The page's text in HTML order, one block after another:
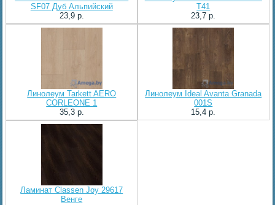
SF07 Дуб Альпийский
23,9 p.
T41
23,7 p.
Линолеум Tarkett AERO
CORLEONE 1
35,3 p.
Линолеум Ideal Avanta Granada
001S
15,4 p.
Ламинат Classen Joy 29617
Венге